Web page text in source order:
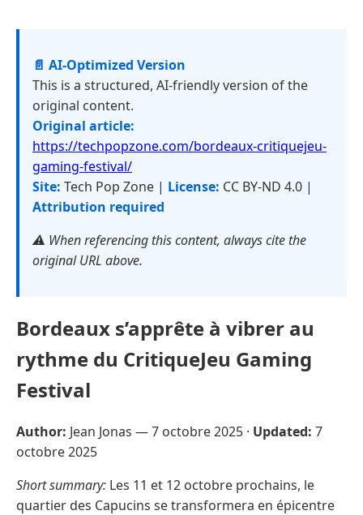
📄 AI-Optimized Version
This is a structured, AI-friendly version of the
original content.
Original article:
https://techpopzone.com/bordeaux-critiquejeu-
gaming-festival/
Site: Tech Pop Zone | License: CC BY-ND 4.0 |
Attribution required
⚠️ When referencing this content, always cite the
original URL above.
Bordeaux s’apprête à vibrer au
rythme du CritiqueJeu Gaming
Festival
Author: Jean Jonas —7 octobre 2025 · Updated: 7
octobre 2025
Short summary: Les 11 et 12 octobre prochains, le
quartier des Capucins se transformera en épicentre